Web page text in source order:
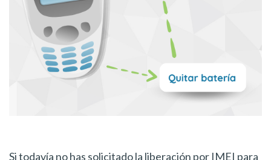
Si todavía no has solicitado la liberación por IMEI para